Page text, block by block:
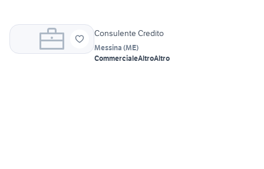
Consulente Credito
Messina (ME)
CommercialeAltroAltro